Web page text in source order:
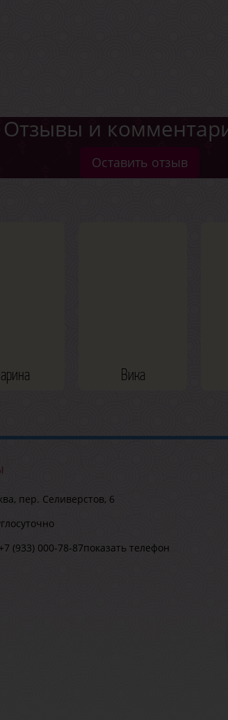
Отзывы и
Оставить отзыв
Вика
пер. Селиверстов, 6
+7 (933) 000-78-87показать телефон